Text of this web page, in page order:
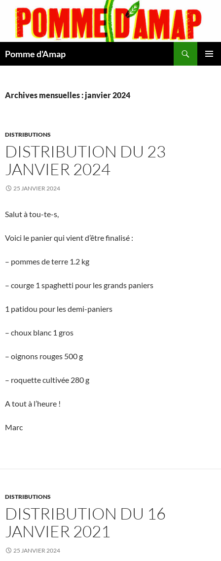
contenu
Pomme d'Amap
Archives mensuelles : janvier 2024
DISTRIBUTIONS
DISTRIBUTION DU 23
JANVIER 2024
25 JANVIER 2024
Salut à tou-te-s,
Voici le panier qui vient d’être finalisé :
– pommes de terre 1.2 kg
– courge 1 spaghetti pour les grands paniers
1 patidou pour les demi-paniers
– choux blanc 1 gros
– oignons rouges 500 g
– roquette cultivée 280 g
A tout à l’heure !
Marc
DISTRIBUTIONS
DISTRIBUTION DU 16
JANVIER 2021
25 JANVIER 2024